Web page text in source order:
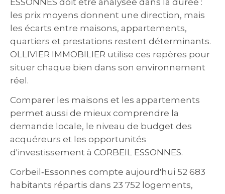
les prix moyens donnent une direction, mais
les écarts entre maisons, appartements,
quartiers et prestations restent déterminants.
OLLIVIER IMMOBILIER utilise ces repères pour
situer chaque bien dans son environnement
réel.
Comparer les maisons et les appartements
permet aussi de mieux comprendre la
demande locale, le niveau de budget des
acquéreurs et les opportunités
d'investissement à CORBEIL ESSONNES.
Corbeil‑Essonnes compte aujourd'hui 52 683
habitants répartis dans 23 752 logements,